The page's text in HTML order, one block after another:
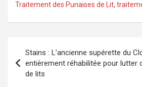
Traitement des Punaises de Lit,
de
l’article
Stains : L’ancienne supérette du
entièrement réhabilitée pour lutter
de lits